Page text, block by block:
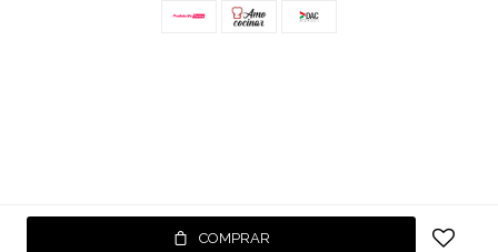
COMPRAR
Fenicio